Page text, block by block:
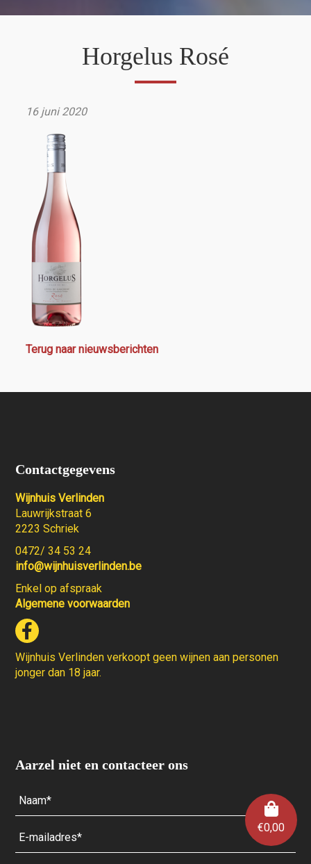
€0,00
Horgelus Rosé
16 juni 2020
Terug naar nieuwsberichten
Contactgegevens
Wijnhuis Verlinden
Lauwrijkstraat 6
2223 Schriek
0472/ 34 53 24
info@wijnhuisverlinden.be
Enkel op afspraak
Algemene voorwaarden
Wijnhuis Verlinden verkoopt geen wijnen aan personen
jonger dan 18 jaar.
Aarzel niet en contacteer ons